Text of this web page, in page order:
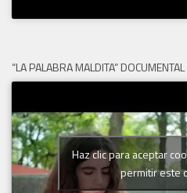
“LA PALABRA MALDITA”
Haz clic para aceptar
permitir este